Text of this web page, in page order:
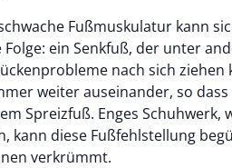
Fußmuskulatur kann
ein Senkfuß, der unter
nach sich ziehen
weiter auseinander, so
Spreizfuß. Enges Schuhwerk,
kann diese Fußfehlstellung
verkrümmt.